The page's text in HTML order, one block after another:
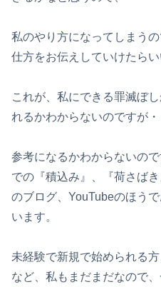
私のやり方になってしまう
仕方をお伝えしていけたらい
これが、私にできる罪滅ぼ
れるかわからないのですが
参考になるかわからないの
での『積込み』、『荷さば
のブログ、YouTubeのほう
います。
未経験で新規で始められる
など、私もまだまだなので